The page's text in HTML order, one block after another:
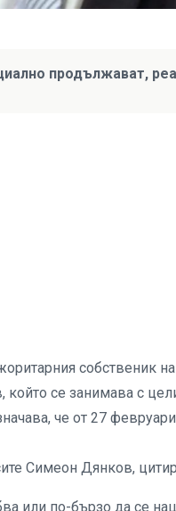
продължават,
собственик
се занимава с
че от 27
Симеон Дянков,
или по-бързо да се